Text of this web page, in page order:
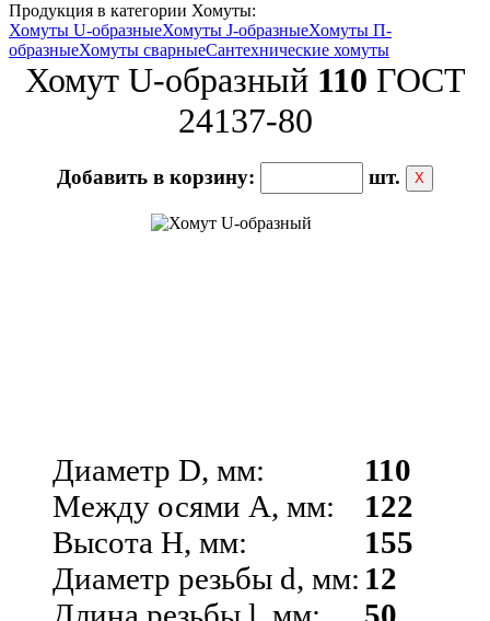
Продукция в категории Хомуты:
Хомуты U-образныеХомуты J-образныеХомуты П-
образныеХомуты сварныеСантехнические хомуты
Хомут U-образный110 ГОСТ
24137-80
Добавить в корзину: шт. Х
Диаметр D, мм:
Между осями A, мм:
Высота H, мм:
Диаметр резьбы d, мм:
110
122
155
12